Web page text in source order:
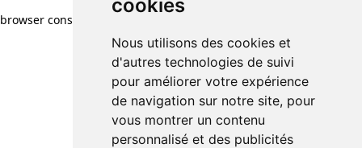
cookies
Nous utilisons des cookies et
d'autres technologies de suivi
pour améliorer votre expérience
de navigation sur notre site, pour
vous montrer un contenu
personnalisé et des publicités
browser console for more information)